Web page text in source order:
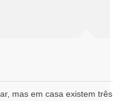
mas em casa existem três